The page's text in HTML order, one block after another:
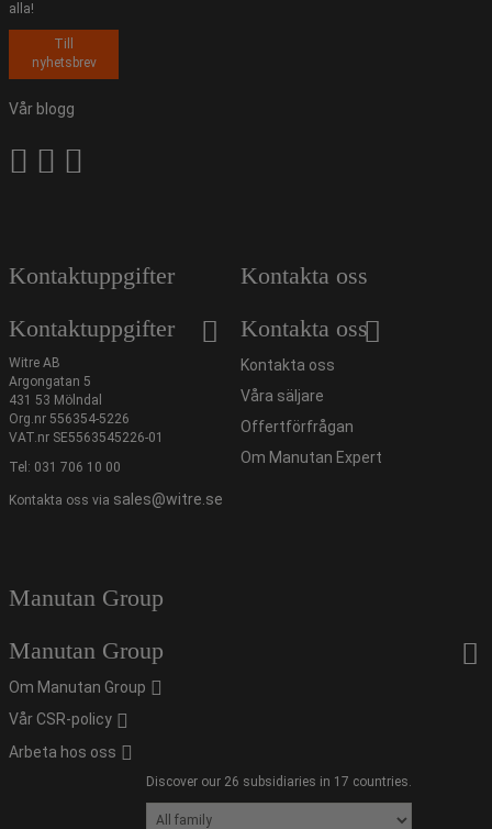
alla!
Till
nyhetsbrev
Vår blogg
Kontaktuppgifter
Kontaktuppgifter
Witre AB
Argongatan 5
431 53 Mölndal
Org.nr 556354-5226
VAT.nr SE5563545226-01
Tel: 031 706 10 00
Kontakta oss via sales@witre.se
Kontakta oss
Kontakta oss
Kontakta oss
Våra säljare
Offertförfrågan
Om Manutan Expert
Manutan Group
Manutan Group
Om Manutan Group
Vår CSR-policy
Arbeta hos oss
Discover our 26 subsidiaries in 17 countries.